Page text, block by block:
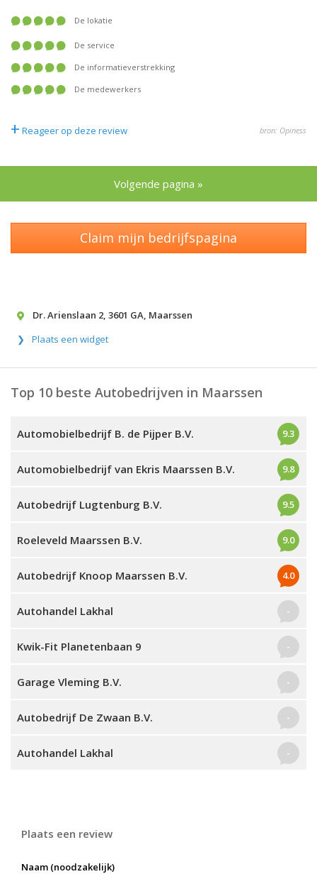
De lokatie
De service
De informatieverstrekking
De medewerkers
+ Reageer op deze review bron: Opiness
Volgende pagina »
Claim mijn bedrijfspagina
Dr. Arienslaan 2, 3601 GA, Maarssen
Plaats een widget
Top 10 beste Autobedrijven in Maarssen
Automobielbedrijf B. de Pijper B.V. 9.3
Automobielbedrijf van Ekris Maarssen B.V. 9.8
Autobedrijf Lugtenburg B.V. 9.5
Roeleveld Maarssen B.V. 9.0
Autobedrijf Knoop Maarssen B.V. 4.0
Autohandel Lakhal -
Kwik-Fit Planetenbaan 9 -
Garage Vleming B.V. -
Autobedrijf De Zwaan B.V. -
Autohandel Lakhal -
Plaats een review
Naam (noodzakelijk)